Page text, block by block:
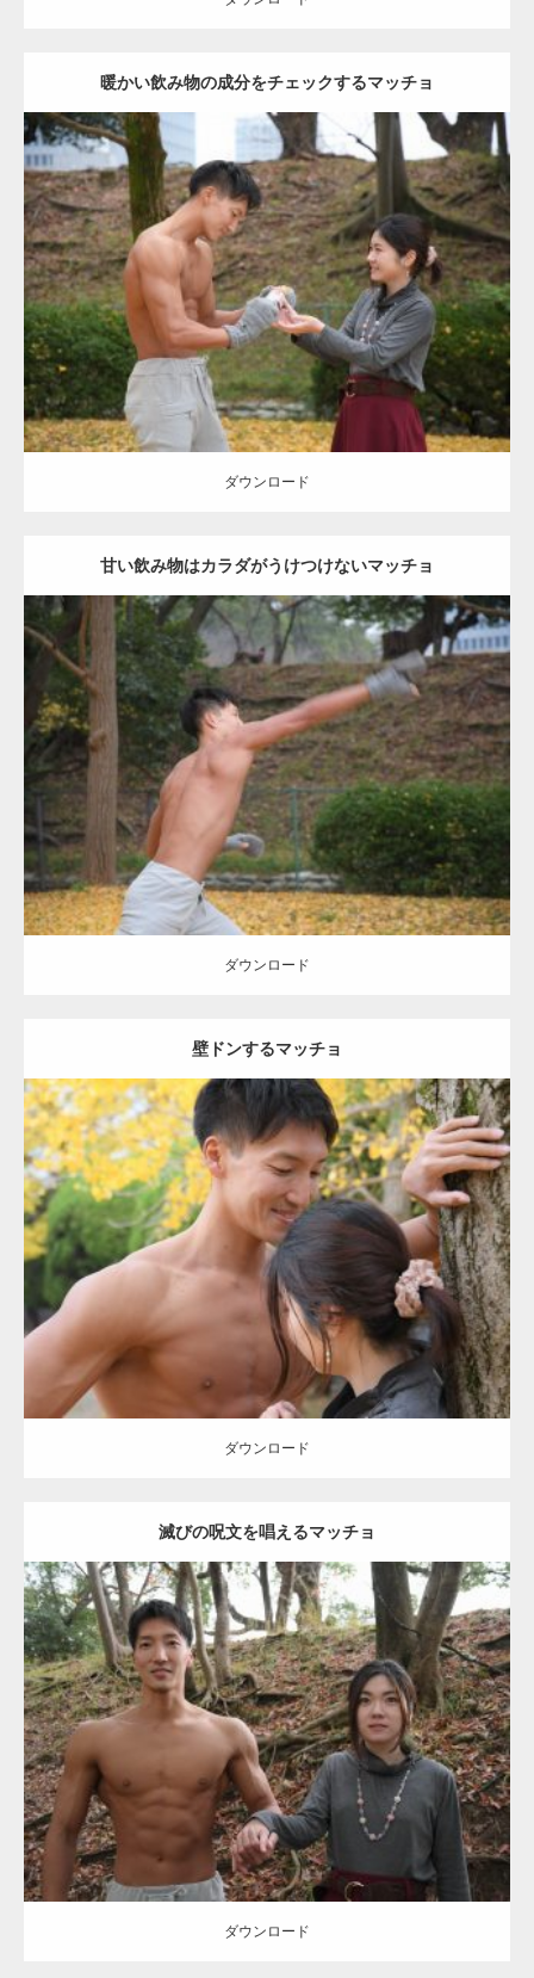
暖かい飲み物の成分をチェックするマッチョ
Update:2021.07.8
Category:公園のマッチョ その他 AKIHITO(細マッチョ) 上腕三頭筋
肩
ダウンロード
ダウンロード
甘い飲み物はカラダがうけつけないマッチョ
Update:2021.07.8
Category: 公園のマッチョ その他 AKIHITO(細マッチョ) 背中
ダウンロード
ダウンロード
壁ドンするマッチョ
Update: 2021.07.8
Category:公園のマッチョ その他 AKIHITO(細マッチョ) 大胸筋 肩 腹
筋
ダウンロード
滅びの呪文を唱えるマッチョ
Update:2021.07.8
Category:公園のマッチョ その他 AKIHITO(細マッチョ) 大胸筋 腹筋
ダウンロード
ダウンロード
【YouTube】マッチョフリー素材メンバーが
ギネス世界記録…
【TV】TBS番組「ひるおび」にてマッスルプ
ラスが紹介されま…
TOKYO FMラジオ番組「ONE MORNING」
で紹介さ…
NHK「所さん！事件ですよ」に取材されまし
た（6/8放送）